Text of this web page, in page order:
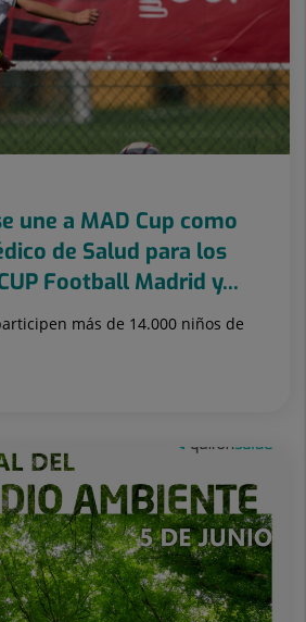
une a MAD Cup como
de Salud para los
Football Madrid y...
más de 14.000 niños de